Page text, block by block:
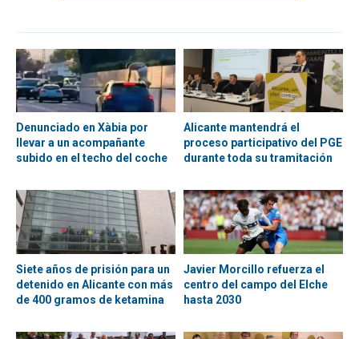
Denunciado en Xàbia por
llevar a un acompañante
subido en el techo del coche
Alicante mantendrá el
proceso participativo del PGE
durante toda su tramitación
Siete años de prisión para un
detenido en Alicante con más
de 400 gramos de ketamina
Javier Morcillo refuerza el
centro del campo del Elche
hasta 2030